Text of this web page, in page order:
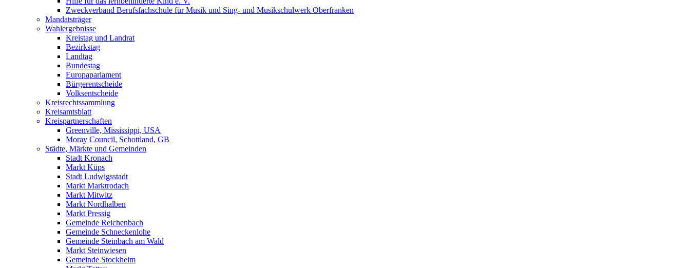
Zweckverband Berufsfachschule für Musik und Sing- und Musikschulwerk Oberfranken
Mandatsträger
Wahlergebnisse
Kreistag und Landrat
Bezirkstag
Landtag
Bundestag
Europaparlament
Bürgerentscheide
Volksentscheide
Kreisrechtssammlung
Kreisamtsblatt
Kreispartnerschaften
Greenville, Mississippi, USA
Moray Council, Schottland, GB
Städte, Märkte und Gemeinden
Stadt Kronach
Markt Küps
Stadt Ludwigsstadt
Markt Marktrodach
Markt Mitwitz
Markt Nordhalben
Markt Pressig
Gemeinde Reichenbach
Gemeinde Schneckenlohe
Gemeinde Steinbach am Wald
Markt Steinwiesen
Gemeinde Stockheim